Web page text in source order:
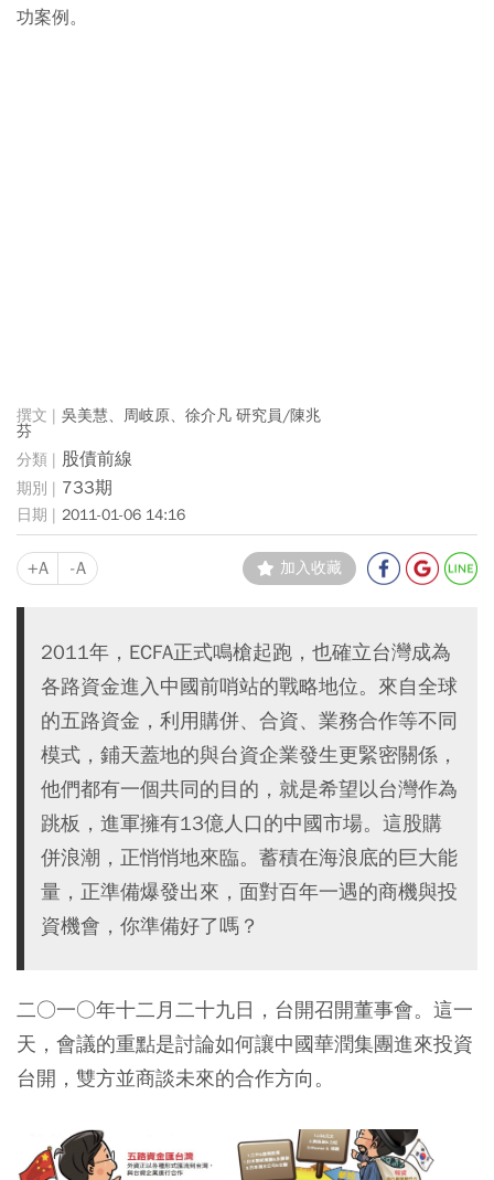
功案例。
吳美慧、周岐原、徐介凡 研究員/陳兆
芬
股債前線
733期
2011-01-06 14:16
+A -A 加入收藏
2011年，ECFA正式鳴槍起跑，也確立台灣成為
各路資金進入中國前哨站的戰略地位。來自全球
的五路資金，利用購併、合資、業務合作等不同
模式，鋪天蓋地的與台資企業發生更緊密關係，
他們都有一個共同的目的，就是希望以台灣作為
跳板，進軍擁有13億人口的中國市場。這股購
併浪潮，正悄悄地來臨。蓄積在海浪底的巨大能
量，正準備爆發出來，面對百年一遇的商機與投
資機會，你準備好了嗎？
二○一○年十二月二十九日，台開召開董事會。這一
天，會議的重點是討論如何讓中國華潤集團進來投資
台開，雙方並商談未來的合作方向。